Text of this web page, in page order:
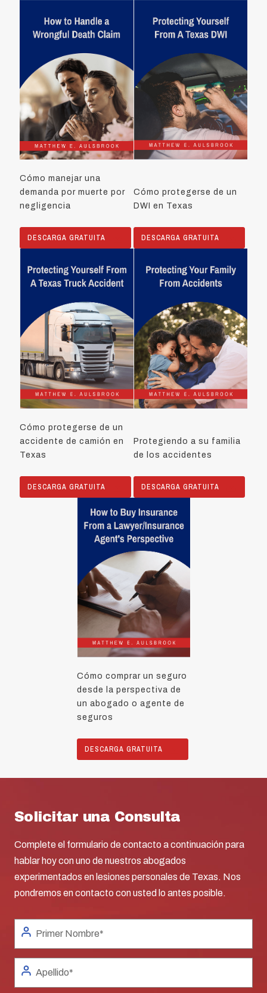
Cómo manejar una
demanda por muerte por
negligencia
DESCARGA GRATUITA
Cómo protegerse de un
DWI en Texas
DESCARGA GRATUITA
Cómo protegerse de un
accidente de camión en
Texas
DESCARGA GRATUITA
Protegiendo a su familia
de los accidentes
DESCARGA GRATUITA
Cómo comprar un seguro
desde la perspectiva de
un abogado o agente de
seguros
DESCARGA GRATUITA
Solicitar una Consulta
Complete el formulario de contacto a continuación para
hablar hoy con uno de nuestros abogados
experimentados en lesiones personales de Texas. Nos
pondremos en contacto con usted lo antes posible.